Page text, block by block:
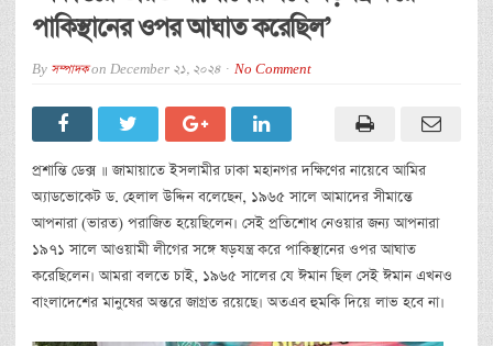
পাকিস্থানের ওপর আঘাত করেছিল’
By সম্পাদকon December 21, 2024 No Comment
প্রশান্তি ডেক্স ॥ জামায়াতে ইসলামীর ঢাকা মহানগর দক্ষিণের নায়েবে আমির
অ্যাডভোকেট ড. হেলাল উদ্দিন বলেছেন, ১৯৬৫ সালে আমাদের সীমান্তে
আপনারা (ভারত) পরাজিত হয়েছিলেন। সেই প্রতিশোধ নেওয়ার জন্য আপনারা
১৯৭১ সালে আওয়ামী লীগের সঙ্গে ষড়যন্ত্র করে পাকিস্থানের ওপর আঘাত
করেছিলেন। আমরা বলতে চাই, ১৯৬৫ সালের যে ঈমান ছিল সেই ঈমান এখনও
বাংলাদেশের মানুষের অন্তরে জাগ্রত রয়েছে। অতএব হুমকি দিয়ে লাভ হবে না।